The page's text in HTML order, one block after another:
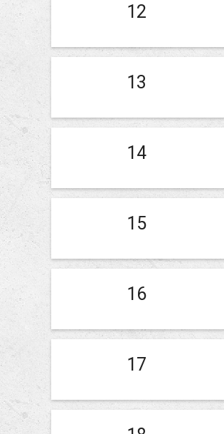
12
13
14
15
16
17